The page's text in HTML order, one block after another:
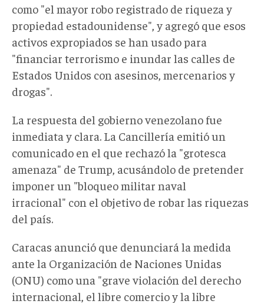
como "el mayor robo registrado de riqueza y
propiedad estadounidense", y agregó que esos
activos expropiados se han usado para
"financiar terrorismo e inundar las calles de
Estados Unidos con asesinos, mercenarios y
drogas".
La respuesta del gobierno venezolano fue
inmediata y clara. La Cancillería emitió un
comunicado en el que rechazó la "grotesca
amenaza" de Trump, acusándolo de pretender
imponer un "bloqueo militar naval
irracional" con el objetivo de robar las riquezas
del país.
Caracas anunció que denunciará la medida
ante la Organización de Naciones Unidas
(ONU) como una "grave violación del derecho
internacional, el libre comercio y la libre